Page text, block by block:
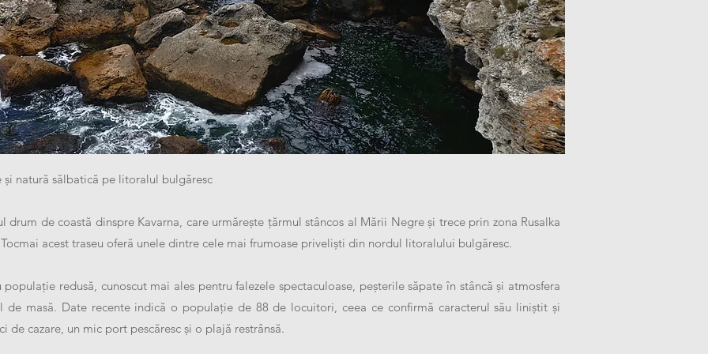
și natură sălbatică pe litoralul bulgăresc
drum de coastă dinspre Kavarna, care urmărește țărmul stâncos al Mării Negre și trece prin zona Rusalka
acest traseu oferă unele dintre cele mai frumoase priveliști din nordul litoralului bulgăresc.
redusă, cunoscut mai ales pentru falezele spectaculoase, peșterile săpate în stâncă și atmosfera
de masă. Date recente indică o populație de 88 de locuitori, ceea ce confirmă caracterul său liniștit și
de cazare, un mic port pescăresc și o plajă restrânsă.